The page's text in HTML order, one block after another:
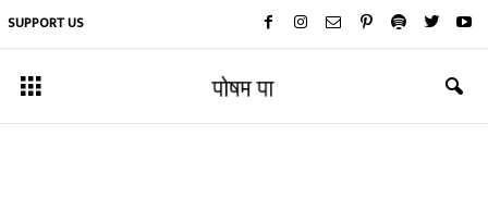
SUPPORT US